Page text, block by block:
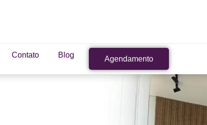
Contato Blog Agendamento